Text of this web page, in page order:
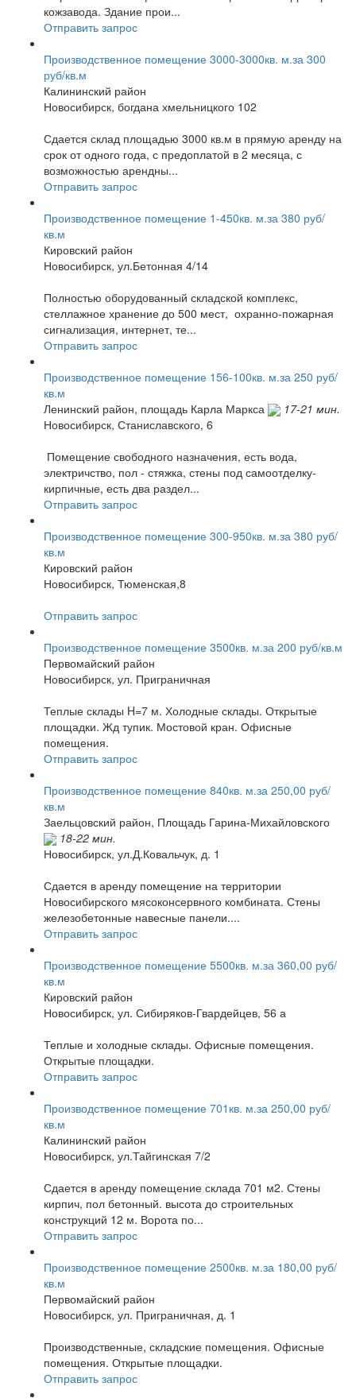
кожзавода. Здание прои...
Отправить запрос
Производственное помещение 3000-3000кв. м.за 300
руб/кв.м
Калининский район
Новосибирск, богдана хмельницкого 102
Сдается склад площадью 3000 кв.м в прямую аренду на
срок от одного года, с предоплатой в 2 месяца, с
возможностью арендны...
Отправить запрос
Производственное помещение 1-450кв. м.за 380 руб/
кв.м
Кировский район
Новосибирск, ул.Бетонная 4/14
Полностью оборудованный складской комплекс,
стеллажное хранение до 500 мест, охранно-пожарная
сигнализация, интернет, те...
Отправить запрос
Производственное помещение 156-100кв. м.за 250 руб/
кв.м
Ленинский район, площадь Карла Маркса
17-21 мин.
Новосибирск, Станиславского, 6
Помещение свободного назначения, есть вода,
электричство, пол - стяжка, стены под самоотделку-
кирпичные, есть два раздел...
Отправить запрос
Производственное помещение 300-950кв. м.за 380 руб/
кв.м
Кировский район
Новосибирск, Тюменская,8
Отправить запрос
Производственное помещение 3500кв. м.за 200 руб/кв.м
Первомайский район
Новосибирск, ул. Приграничная
Теплые склады H=7 м. Холодные склады. Открытые
площадки. Жд тупик. Мостовой кран. Офисные
помещения.
Отправить запрос
Производственное помещение 840кв. м.за 250,00 руб/
кв.м
Заельцовский район, Площадь Гарина-Михайловского
18-22 мин.
Новосибирск, ул.Д.Ковальчук, д. 1
Сдается в аренду помещение на территории
Новосибирского мясоконсервного комбината. Стены
железобетонные навесные панели....
Отправить запрос
Производственное помещение 5500кв. м.за 360,00 руб/
кв.м
Кировский район
Новосибирск, ул. Сибиряков-Гвардейцев, 56 а
Теплые и холодные склады. Офисные помещения.
Открытые площадки.
Отправить запрос
Производственное помещение 701кв. м.за 250,00 руб/
кв.м
Калининский район
Новосибирск, ул.Тайгинская 7/2
Сдается в аренду помещение склада 701 м2. Стены
кирпич, пол бетонный. высота до строительных
конструкций 12 м. Ворота по...
Отправить запрос
Производственное помещение 2500кв. м.за 180,00 руб/
кв.м
Первомайский район
Новосибирск, ул. Приграничная, д. 1
Производственные, складские помещения. Офисные
помещения. Открытые площадки.
Отправить запрос